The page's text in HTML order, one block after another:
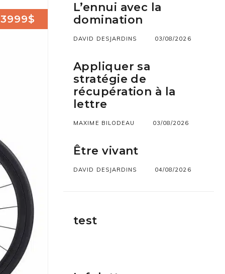
3999$
L’ennui avec la
domination
DAVID DESJARDINS 03/08/2026
Appliquer sa
stratégie de
récupération à la
lettre
MAXIME BILODEAU 03/08/2026
Être vivant
DAVID DESJARDINS 04/08/2026
test